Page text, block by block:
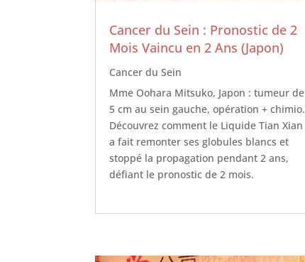
Cancer du Sein : Pronostic de 2
Mois Vaincu en 2 Ans (Japon)
Cancer du Sein
Mme Oohara Mitsuko, Japon : tumeur de
5 cm au sein gauche, opération + chimio.
Découvrez comment le Liquide Tian Xian
a fait remonter ses globules blancs et
stoppé la propagation pendant 2 ans,
défiant le pronostic de 2 mois.